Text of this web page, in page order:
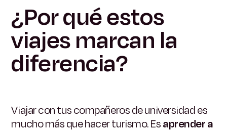
¿Por qué estos
viajes marcan la
diferencia?
Viajar con tus compañeros de universidad es
mucho más que hacer turismo. Esaprender a